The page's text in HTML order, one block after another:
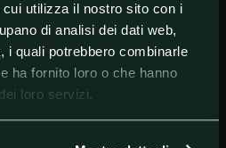
utilizza il nostro sito con i
di analisi dei dati web,
i quali potrebbero combinarle
ha fornito loro o che hanno
loro servizi.
perGoldbet eLottomatica
per
Goldbet
Lottomatica